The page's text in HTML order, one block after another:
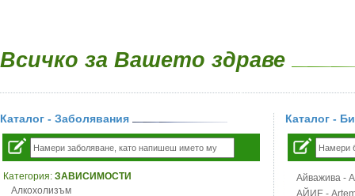
Всичко за Вашето здраве
Каталог - Заболявания
Категория: ЗАВИСИМОСТИ
Алкохолизъм
Каталог -
Айважива -
АЙИЕ -